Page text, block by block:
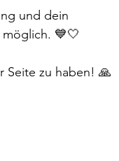
und dein
💙🤍
Seite zu haben! 🙏